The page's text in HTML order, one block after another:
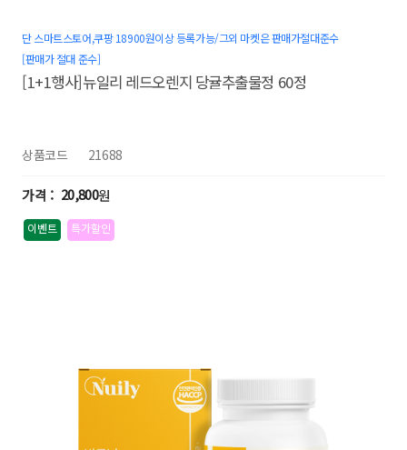
단 스마트스토어,쿠팡 18900원이상 등록가능/그외 마켓은 판매가절대준수
[판매가 절대 준수]
[1+1행사]뉴일리 레드오렌지 당귤추출물정 60정
상품코드 21688
20,800원
이벤트 특가할인